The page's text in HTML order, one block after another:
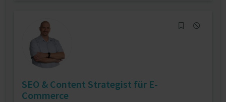
SEO & Content Strategist für E-
Commerce